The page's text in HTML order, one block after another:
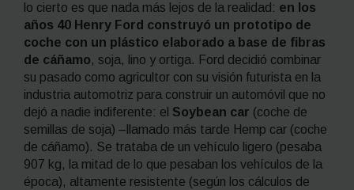
lo cierto es que nada más lejos de la realidad: en los
años 40 Henry Ford construyó un prototipo de
coche con un plástico elaborado a base de fibras
de cáñamo, soja, lino y ortiga. Ford decidió combinar
su pasado como agricultor con su visión futurista en la
industria automotriz para construir un automóvil que no
dejó a nadie indiferente: el Soybean car (coche de
semillas de soja) –llamado más tarde Hemp car (coche
de cáñamo). Se trataba de un vehículo ligero (pesaba
907 kg, la mitad de lo que pesaban los vehículos de la
época), altamente resistente (según los cálculos de